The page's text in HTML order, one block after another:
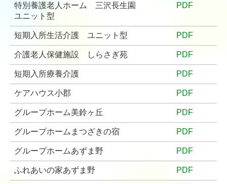
介護老人保健施設 しらさぎ苑
軽費老人ホーム ケアハウス小郡
高齢者グループホーム等
グループホーム美鈴ヶ丘
グループホームまつざきの宿
ト）
小規模多機能型居宅介護ふれあいの家 あずま野
高齢者通所サービス
特別養護老人ホーム 三沢長生園
ユニット型
PDF
短期入所生活介護 ユニット型 PDF
介護老人保健施設 しらさぎ苑 PDF
短期入所療養介護 PDF
ケアハウス小郡 PDF
グループホーム美鈴ヶ丘 PDF
グループホームまつざきの宿 PDF
グループホームあずま野 PDF
ふれあいの家あずま野 PDF